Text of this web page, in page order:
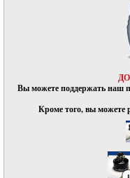
Вы можете поддержать наш
Кроме того, вы можете